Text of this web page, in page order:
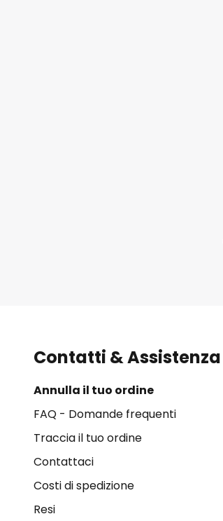
Contatti & Assistenza
Annulla il tuo ordine
FAQ - Domande frequenti
Traccia il tuo ordine
Contattaci
Costi di spedizione
Resi